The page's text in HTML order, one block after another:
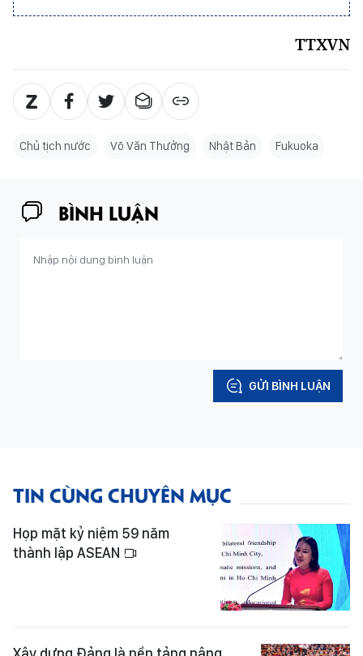
TTXVN
Chủ tịch nước Võ Văn Thưởng Nhật Bản Fukuoka
BÌNH LUẬN
GỬI BÌNH LUẬN
TIN CÙNG CHUYÊN MỤC
Họp mặt kỷ niệm 59 năm
thành lập ASEAN